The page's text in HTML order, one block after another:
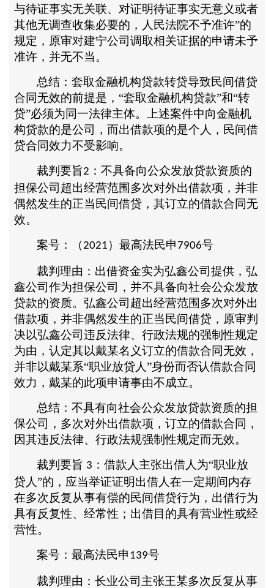
与待证事实无关联、对证明待证事实无意义或者
其他无调查收集必要的，人民法院不予准许”的
规定，原审对建宁公司调取相关证据的申请未予
准许，并无不当。
总结：套取金融机构贷款转贷导致民间借贷
合同无效的前提是， “套取金融机构贷款”和“转
贷”必须为同一法律主体。上述案件中向金融机
构贷款的是公司，而出借款项的是个人，民间借
贷合同效力不受影响。
裁判要旨2 ：不具备向公众发放贷款资质的
担保公司超出经营范围多次对外出借款项，并非
偶然发生的正当民间借贷，其订立的借款合同无
效。
案号：（2021 ）最高法民申 7906号
裁判理由：出借资金实为弘鑫公司提供，弘
鑫公司作为担保公司，并不具备向社会公众发放
贷款的资质。弘鑫公司超出经营范围多次对外出
借款项，并非偶然发生的正当民间借贷，原审判
决以弘鑫公司违反法律、行政法规的强制性规定
为由，认定其以戴某名义订立的借款合同无效，
并非以戴某系“职业放贷人”身份而否认借款合同
效力，戴某的此项申请事由不成立。
总结：不具有向社会公众发放贷款资质的担
保公司，多次对外出借款项，订立的借款合同，
因其违反法律、行政法规强制性规定而无效。
裁判要旨 3 ：借款人主张出借人为“职业放
贷人”的，应当举证证明出借人在一定期间内存
在多次反复从事有偿的民间借贷行为，出借行为
具有反复性、经常性；出借目的具有营业性或经
营性。
案号：最高法民申 139号
裁判理由：长业公司主张王某多次反复从事